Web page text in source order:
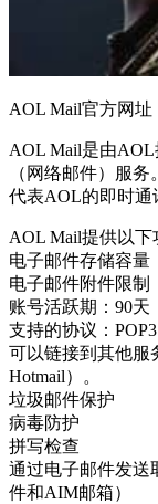
AOL Mail官方网址
AOL Mail是由
（网络邮件）服
代表AOL的即时通
AOL Mail提供以下
电子邮件存储容量
电子邮件附件限制
账号活跃期：90天
支持的协议：
可以链接到其他服
Hotmail）。
垃圾邮件保护
病毒防护
拼写检查
通过电子邮件发送
件和AIM邮箱）